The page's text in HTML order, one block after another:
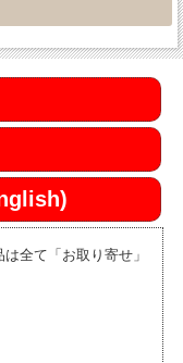
全て「お取り寄せ」